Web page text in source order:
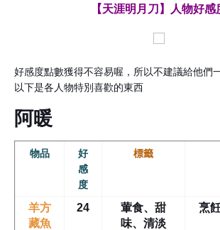
【天涯明月刀】人物好感
好感度點數獲得不容易喔，所以不建議給他們
以下是各人物特別喜歡的東西
阿暖
物品
好
感
度
標籤
羊方
藏魚
24
葷食、甜
味、清淡
烹